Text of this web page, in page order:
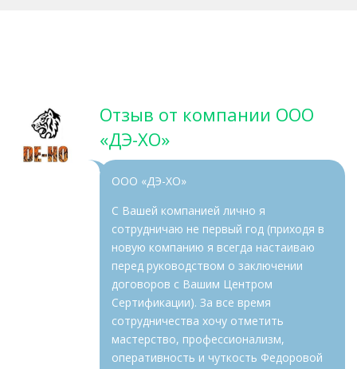
Отзыв от компании ООО
«ДЭ-ХО»
ООО «ДЭ-ХО»
С Вашей компанией лично я
сотрудничаю не первый год (приходя в
новую компанию я всегда настаиваю
перед руководством о заключении
договоров с Вашим Центром
Сертификации). За все время
сотрудничества хочу отметить
мастерство, профессионализм,
оперативность и чуткость Федоровой